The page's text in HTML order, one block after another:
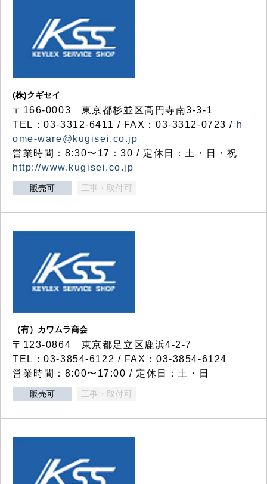
(株)クギセイ
〒166-0003 東京都杉並区高円寺南3-3-1
TEL：03-3312-6411 / FAX：03-3312-0723 / h
ome-ware@kugisei.co.jp
営業時間：8:30〜17：30 / 定休日：土・日・祝
http://www.kugisei.co.jp
販売可 工事・取付可
（有）カワムラ商会
〒123-0864 東京都足立区鹿浜4-2-7
TEL：03-3854-6122 / FAX：03-3854-6124
営業時間：8:00〜17:00 / 定休日：土・日
販売可 工事・取付可